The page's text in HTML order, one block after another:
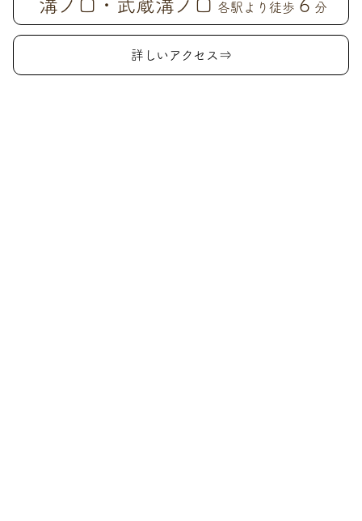
溝ノ口・武蔵溝ノ口 各駅より徒歩 6 分
詳しいアクセス⇒